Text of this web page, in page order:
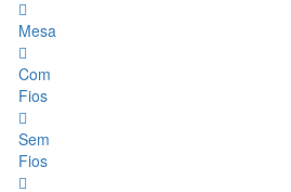
Mesa
Com
Fios
Sem
Fios